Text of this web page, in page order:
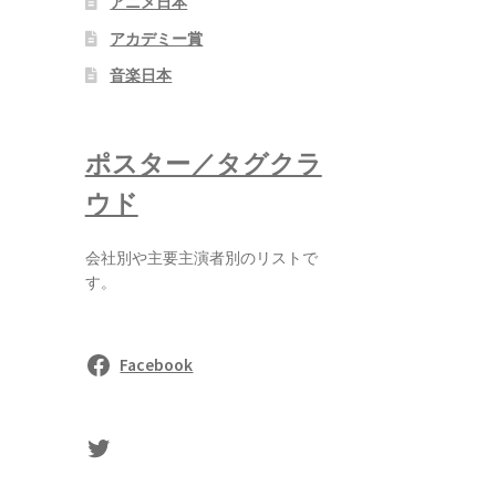
アカデミー賞
音楽日本
ポスター／タグクラ
ウド
会社別や主要主演者別のリストで
す。
Facebook
sasaki's Twitter